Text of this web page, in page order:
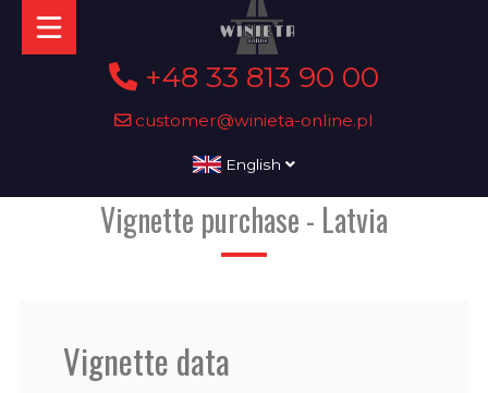
+48 33 813 90 00
customer@winieta-online.pl
English
Vignette purchase - Latvia
Vignette data